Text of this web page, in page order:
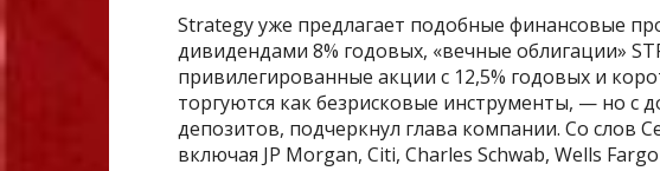
Strategy уже предлагает подобные финансовые
дивидендами 8% годовых, «вечные облигации»
привилегированные акции с 12,5% годовых и
торгуются как безрисковые инструменты, — но с
депозитов, подчеркнул глава компании. Со слов
включая JP Morgan, Citi, Charles Schwab, Wells